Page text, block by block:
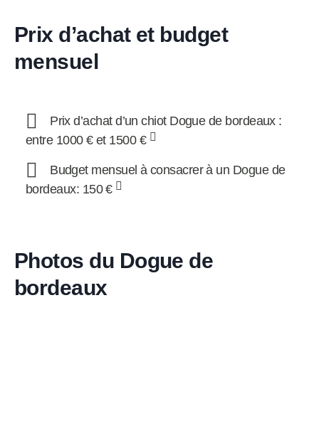
Prix d’achat et budget
mensuel
Prix d’achat d’un chiot Dogue de bordeaux :
entre 1000 € et 1500 €
Budget mensuel à consacrer à un Dogue de
bordeaux: 150 €
Photos du Dogue de
bordeaux